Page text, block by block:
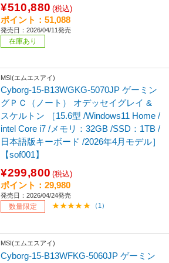
¥510,880 (税込)
ポイント：51,088
発売日：2026/04/11発売
在庫あり
MSI(エムエスアイ)
Cyborg-15-B13WGKG-5070JP ゲーミン
グＰＣ（ノート） オデッセイグレイ &
スケルトン ［15.6型 /Windows11 Home /
intel Core i7 /メモリ：32GB /SSD：1TB /
日本語版キーボード /2026年4月モデル］
【sof001】
¥299,800 (税込)
ポイント：29,980
発売日：2026/04/24発売
数量限定 （1）
MSI(エムエスアイ)
Cyborg-15-B13WFKG-5060JP ゲーミン